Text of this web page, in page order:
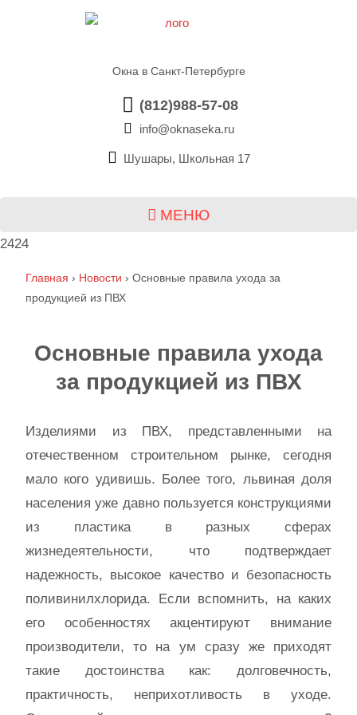
Окна в Санкт-Петербурге
(812)988-57-08
info@oknaseka.ru
Шушары, Школьная 17
МЕНЮ
2424
Главная › Новости › Основные правила ухода за
продукцией из ПВХ
Основные правила ухода
за продукцией из ПВХ
Изделиями из ПВХ, представленными на
отечественном строительном рынке, сегодня
мало кого удивишь. Более того, львиная доля
населения уже давно пользуется конструкциями
из пластика в разных сферах
жизнедеятельности, что подтверждает
надежность, высокое качество и безопасность
поливинилхлорида. Если вспомнить, на каких
его особенностях акцентируют внимание
производители, то на ум сразу же приходят
такие достоинства как: долговечность,
практичность, неприхотливость в уходе.